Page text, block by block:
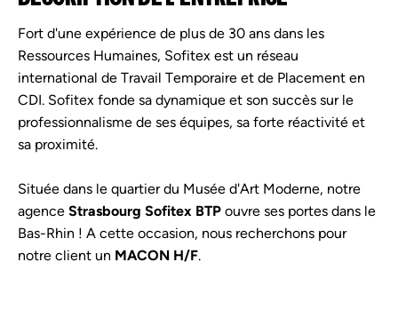
Fort d'une expérience de plus de 30 ans dans les
Ressources Humaines, Sofitex est un réseau
international de Travail Temporaire et de Placement en
CDI. Sofitex fonde sa dynamique et son succès sur le
professionnalisme de ses équipes, sa forte réactivité et
sa proximité.
Située dans le quartier du Musée d'Art Moderne, notre
agence Strasbourg Sofitex BTP ouvre ses portes dans le
Bas-Rhin ! A cette occasion, nous recherchons pour
notre client un MACON H/F.